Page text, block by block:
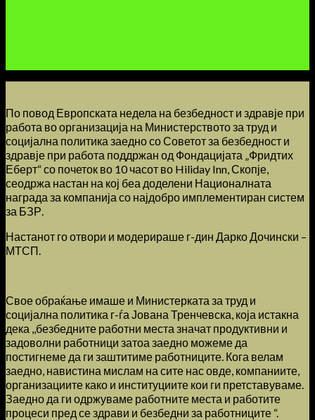
По повод Европската недела на безбедност и здравје при
работа во организација на Министерството за труд и
социјална политика заедно со Советот за безбедност и
здравје при работа поддржан од Фондацијата „Фридтих
Еберт“ со почеток во 10 часот во Hiliday Inn, Скопје,
сеодржа настан на кој беа доделени Националната
награда за компанија со најдобро имплементиран систем
за БЗР.
Настанот го отвори и модерираше г-дин Дарко Дочински –
МТСП.
Свое обраќање имаше и Министерката за труд и
социјална политика г-ѓа Јована Тренчевска, која истакна
дека ,,безбедните работни места значат продуктивни и
задоволни работници затоа заедно можеме да
постигнеме да ги заштитиме работниците. Кога велам
заедно, навистина мислам на сите нас овде, компаниите,
организациите како и институциите кои ги претставуваме.
Заедно да ги одржуваме работните места и работите
процеси пред се здрави и безбедни за работниците “.